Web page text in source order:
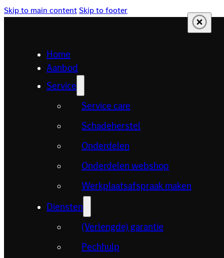
Skip to main contentSkip to footer
Home
Aanbod
Service
Service care
Schadeherstel
Onderdelen
Onderdelen webshop
Werkplaatsafspraak maken
Diensten
(Verlengde) garantie
Pechhulp